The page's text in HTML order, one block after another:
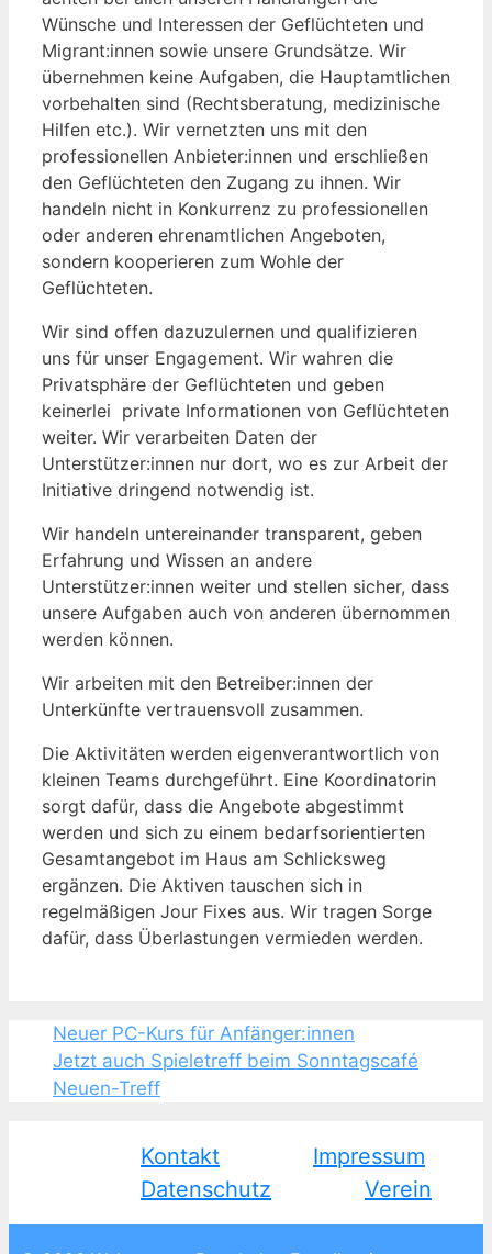
Wünsche und Interessen der Geflüchteten und
Migrant:innen sowie unsere Grundsätze. Wir
übernehmen keine Aufgaben, die Hauptamtlichen
vorbehalten sind (Rechtsberatung, medizinische
Hilfen etc.). Wir vernetzten uns mit den
professionellen Anbieter:innen und erschließen
den Geflüchteten den Zugang zu ihnen. Wir
handeln nicht in Konkurrenz zu professionellen
oder anderen ehrenamtlichen Angeboten,
sondern kooperieren zum Wohle der
Geflüchteten.
Wir sind offen dazuzulernen und qualifizieren
uns für unser Engagement. Wir wahren die
Privatsphäre der Geflüchteten und geben
keinerlei private Informationen von Geflüchteten
weiter. Wir verarbeiten Daten der
Unterstützer:innen nur dort, wo es zur Arbeit der
Initiative dringend notwendig ist.
Wir handeln untereinander transparent, geben
Erfahrung und Wissen an andere
Unterstützer:innen weiter und stellen sicher, dass
unsere Aufgaben auch von anderen übernommen
werden können.
Wir arbeiten mit den Betreiber:innen der
Unterkünfte vertrauensvoll zusammen.
Die Aktivitäten werden eigenverantwortlich von
kleinen Teams durchgeführt. Eine Koordinatorin
sorgt dafür, dass die Angebote abgestimmt
werden und sich zu einem bedarfsorientierten
Gesamtangebot im Haus am Schlicksweg
ergänzen. Die Aktiven tauschen sich in
regelmäßigen Jour Fixes aus. Wir tragen Sorge
dafür, dass Überlastungen vermieden werden.
Neuer PC-Kurs für Anfänger:innen
Jetzt auch Spieletreff beim Sonntagscafé
Neuen-Treff
Kontakt
Impressum
Datenschutz
Verein